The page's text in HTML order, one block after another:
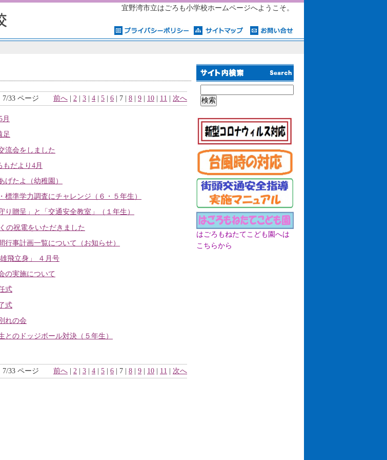
宜野湾市立はごろも小学校ホームページへようこそ。
7/33 ページ 前へ 2 3 4 5 6 | 7 | 8 9 10 11 次へ
足
流会をしました
だより4月
げたよ（幼稚園）
標準学力調査にチャレンジ（６・５年生）
り贈呈」と「交通安全教室」（１年生）
の祝電をいただきました
行事計画一覧について（お知らせ）
飛立身」 ４月号
の実施について
式
式
れの会
とのドッジボール対決（５年生）
7/33 ページ 前へ 2 3 4 5 6 | 7 | 8 9 10 11 次へ
はごろもねたてこども園へは
こちらから